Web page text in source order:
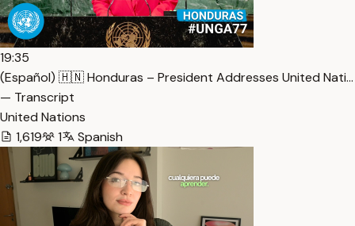
19:35
(Español) 🇭🇳 Honduras – President Addresses United Nati…
— Transcript
United Nations
1,619
1 Spanish